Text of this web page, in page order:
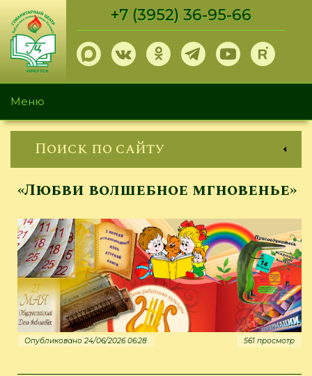
Перейти
основному
содержанию
+7 (3952) 36-95-66
Меню
Поиск по сайту
«Любви волшебное мгновенье»
Опубликовано 24/06/2026 06:28 561 просмотр